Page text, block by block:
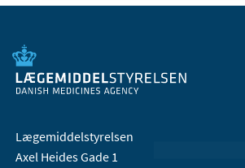
Lægemiddelstyrelsen
Axel Heides Gade 1